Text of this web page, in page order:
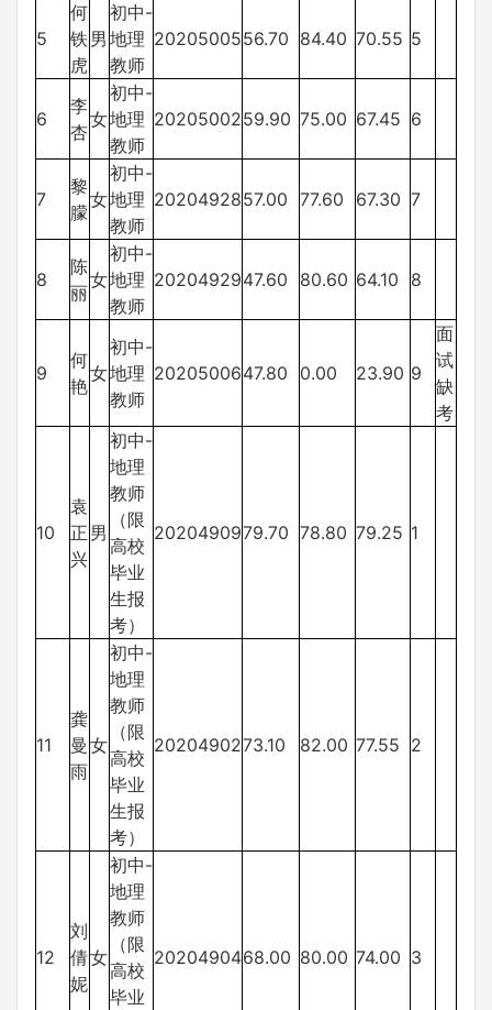
5
何
铁
虎
男
初中-
地理
教师
2020500556.70 84.40 70.55 5
6
李
杏
女
初中-
地理
教师
2020500259.90 75.00 67.45 6
7
黎
朦
女
初中-
地理
教师
2020492857.00 77.60 67.30 7
8
陈
丽
女
初中-
地理
教师
2020492947.60 80.60 64.10 8
9
何
艳
女
初中-
地理
教师
2020500647.80 0.00 23.90 9
面
试
缺
考
10
袁
正
兴
男
初中-
地理
教师
（限
高校
毕业
生报
考）
2020490979.70 78.80 79.25 1
11
龚
曼
雨
女
初中-
地理
教师
（限
高校
毕业
生报
考）
2020490273.10 82.00 77.55 2
12
刘
倩
妮
女
初中-
地理
教师
（限
高校
毕业
2020490468.00 80.00 74.00 3